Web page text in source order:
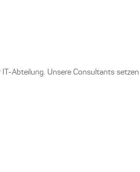
Abteilung. Unsere Consultants